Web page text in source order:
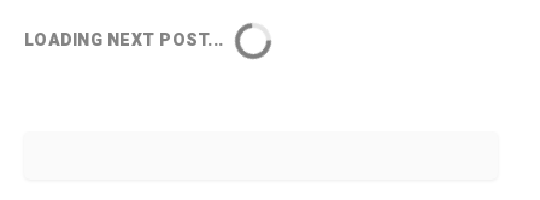
LOADING NEXT POST...